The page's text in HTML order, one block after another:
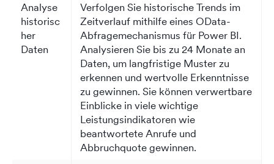
Analyse
historisc
her
Daten
Verfolgen Sie historische Trends im
Zeitverlauf mithilfe eines OData-
Abfragemechanismus für Power BI.
Analysieren Sie bis zu 24 Monate an
Daten, um langfristige Muster zu
erkennen und wertvolle Erkenntnisse
zu gewinnen. Sie können verwertbare
Einblicke in viele wichtige
Leistungsindikatoren wie
beantwortete Anrufe und
Abbruchquote gewinnen.